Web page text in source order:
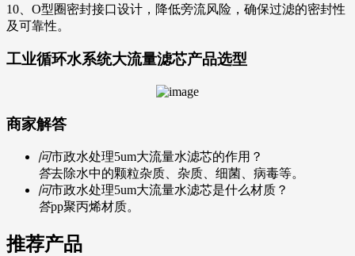
10、O型圈密封接口设计，降低旁流风险，确保过滤的密封性
及可靠性。
工业循环水系统大流量滤芯产品选型
商家解答
问市政水处理5um大流量水滤芯的作用？
答去除水中的颗粒杂质、杂质、细菌、病毒等。
问市政水处理5um大流量水滤芯是什么材质？
答pp聚丙烯材质。
推荐产品